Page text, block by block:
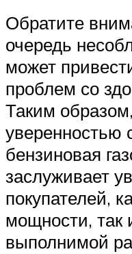
Обратите
очередь
может
проблем со
Таким
уверенностью
бензиновая
заслуживает
покупателей,
мощности, так
выполнимой